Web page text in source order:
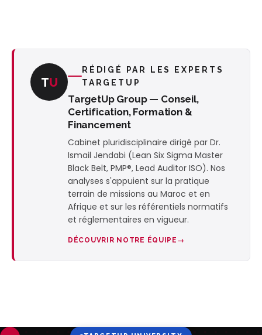
TU
RÉDIGÉ PAR LES EXPERTS
TARGETUP
TargetUp Group — Conseil,
Certification, Formation &
Financement
Cabinet pluridisciplinaire dirigé par Dr.
Ismail Jendabi (Lean Six Sigma Master
Black Belt, PMP®, Lead Auditor ISO). Nos
analyses s'appuient sur la pratique
terrain de missions au Maroc et en
Afrique et sur les référentiels normatifs
et réglementaires en vigueur.
DÉCOUVRIR NOTRE ÉQUIPE